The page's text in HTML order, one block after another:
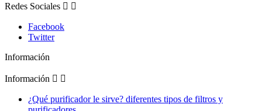
Redes Sociales  
Facebook
Twitter
Información
Información  
¿Qué purificador le sirve? diferentes tipos de filtros y